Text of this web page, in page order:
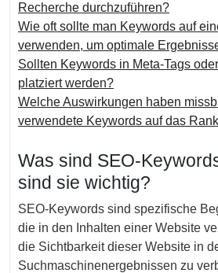
Recherche durchzuführen?
Wie oft sollte man Keywords auf
verwenden, um optimale
Sollten Keywords in Meta-Tags
platziert werden?
Welche Auswirkungen haben
verwendete Keywords auf das
Was sind SEO-
sind sie wichtig?
SEO-Keywords sind spezifische
die in den Inhalten einer Website
die Sichtbarkeit dieser Website in
Suchmaschinenergebnissen zu